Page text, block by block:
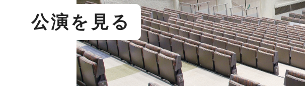
公演を見る